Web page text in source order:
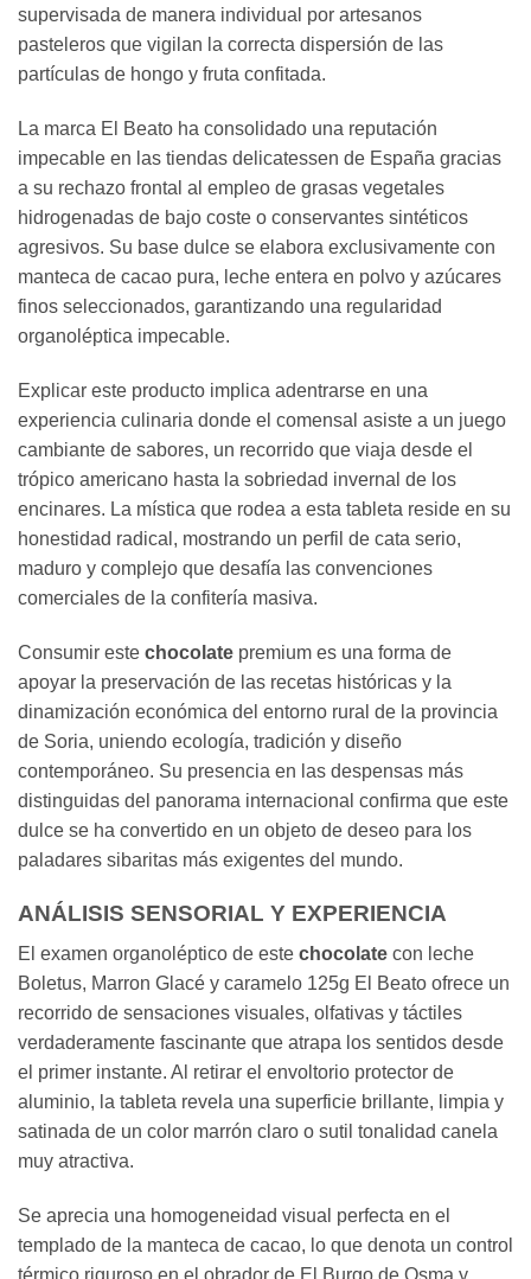
supervisada de manera individual por artesanos
pasteleros que vigilan la correcta dispersión de las
partículas de hongo y fruta confitada.
La marca El Beato ha consolidado una reputación
impecable en las tiendas delicatessen de España gracias
a su rechazo frontal al empleo de grasas vegetales
hidrogenadas de bajo coste o conservantes sintéticos
agresivos. Su base dulce se elabora exclusivamente con
manteca de cacao pura, leche entera en polvo y azúcares
finos seleccionados, garantizando una regularidad
organoléptica impecable.
Explicar este producto implica adentrarse en una
experiencia culinaria donde el comensal asiste a un juego
cambiante de sabores, un recorrido que viaja desde el
trópico americano hasta la sobriedad invernal de los
encinares. La mística que rodea a esta tableta reside en su
honestidad radical, mostrando un perfil de cata serio,
maduro y complejo que desafía las convenciones
comerciales de la confitería masiva.
Consumir este chocolate premium es una forma de
apoyar la preservación de las recetas históricas y la
dinamización económica del entorno rural de la provincia
de Soria, uniendo ecología, tradición y diseño
contemporáneo. Su presencia en las despensas más
distinguidas del panorama internacional confirma que este
dulce se ha convertido en un objeto de deseo para los
paladares sibaritas más exigentes del mundo.
ANÁLISIS SENSORIAL Y EXPERIENCIA
El examen organoléptico de este chocolate con leche
Boletus, Marron Glacé y caramelo 125g El Beato ofrece un
recorrido de sensaciones visuales, olfativas y táctiles
verdaderamente fascinante que atrapa los sentidos desde
el primer instante. Al retirar el envoltorio protector de
aluminio, la tableta revela una superficie brillante, limpia y
satinada de un color marrón claro o sutil tonalidad canela
muy atractiva.
Se aprecia una homogeneidad visual perfecta en el
templado de la manteca de cacao, lo que denota un control
térmico riguroso en el obrador de El Burgo de Osma y